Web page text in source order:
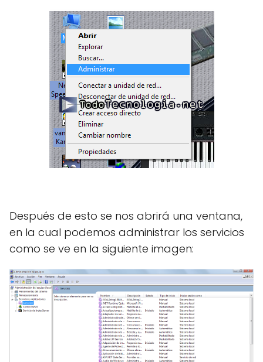
Después de esto se nos abrirá una ventana,
en la cual podemos administrar los servicios
como se ve en la siguiente imagen: